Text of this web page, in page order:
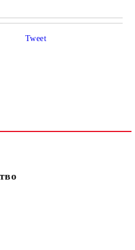
4 ПОЛЕТА
Tweet